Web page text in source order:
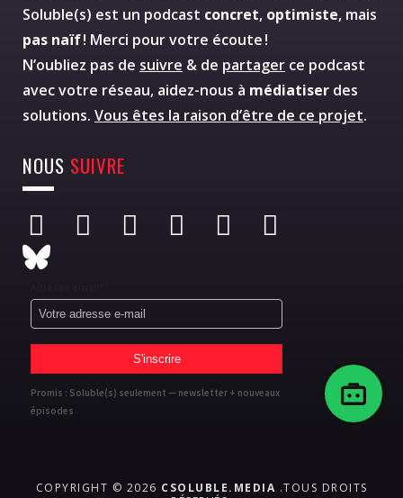
Soluble(s) est un podcast concret, optimiste, mais
pas naïf! Merci pour votre écoute !
N’oubliez pas de suivre & de partager ce podcast
avec votre réseau, aidez-nous à médiatiser des
solutions. Vous êtes la raison d’être de ce projet.
NOUS SUIVRE
Promis : Soluble(s) seulement — newsletter + nouveaux
épisodes
COPYRIGHT © 2026 CSOLUBLE.MEDIA .TOUS DROITS